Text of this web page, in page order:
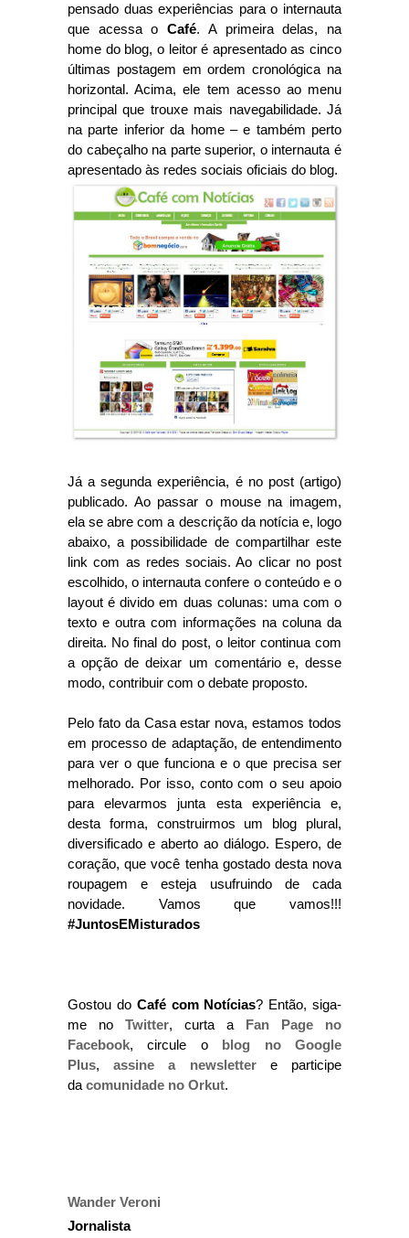
pensado duas experiências para o internauta
que acessa oCafé. A primeira delas, na
home do blog, o leitor é apresentado as cinco
últimas postagem em ordem cronológica na
horizontal. Acima, ele tem acesso ao menu
principal que trouxe mais navegabilidade. Já
na parte inferior da home – e também perto
do cabeçalho na parte superior, o internauta é
apresentado às redes sociais oficiais do blog.
Já a segunda experiência, é no post (artigo)
publicado. Ao passar o mouse na imagem,
ela se abre com a descrição da notícia e, logo
abaixo, a possibilidade de compartilhar este
link com as redes sociais. Ao clicar no post
escolhido, o internauta confere o conteúdo e o
layout é divido em duas colunas: uma com o
texto e outra com informações na coluna da
direita. No final do post, o leitor continua com
a opção de deixar um comentário e, desse
modo, contribuir com o debate proposto.
Pelo fato da Casa estar nova, estamos todos
em processo de adaptação, de entendimento
para ver o que funciona e o que precisa ser
melhorado. Por isso, conto com o seu apoio
para elevarmos junta esta experiência e,
desta forma, construirmos um blog plural,
diversificado e aberto ao diálogo. Espero, de
coração, que você tenha gostado desta nova
roupagem e esteja usufruindo de cada
novidade. Vamos que vamos!!!
#JuntosEMisturados
Gostou do Café com Notícias? Então, siga-
me no Twitter, curta a Fan Page no
Facebook, circule o blog no Google
Plus,assine a newslettere participe
da comunidade no Orkut.
Wander Veroni
Jornalista